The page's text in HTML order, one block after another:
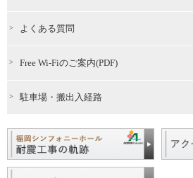
よくある質問
Free Wi-Fiのご案内(PDF)
駐車場・搬出入経路